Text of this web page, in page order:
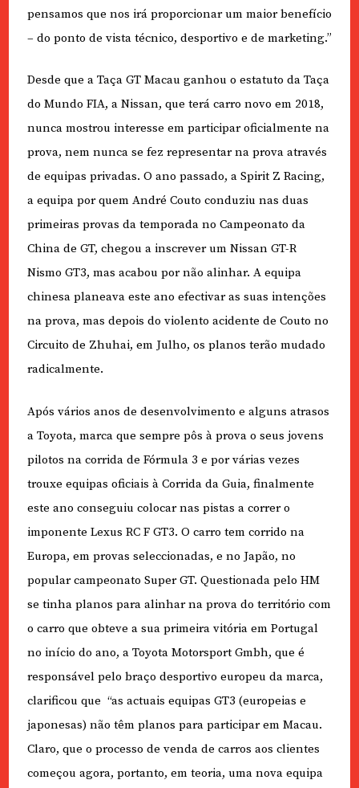
pensamos que nos irá proporcionar um maior benefício
– do ponto de vista técnico, desportivo e de marketing.”
Desde que a Taça GT Macau ganhou o estatuto da Taça
do Mundo FIA, a Nissan, que terá carro novo em 2018,
nunca mostrou interesse em participar oficialmente na
prova, nem nunca se fez representar na prova através
de equipas privadas. O ano passado, a Spirit Z Racing,
a equipa por quem André Couto conduziu nas duas
primeiras provas da temporada no Campeonato da
China de GT, chegou a inscrever um Nissan GT-R
Nismo GT3, mas acabou por não alinhar. A equipa
chinesa planeava este ano efectivar as suas intenções
na prova, mas depois do violento acidente de Couto no
Circuito de Zhuhai, em Julho, os planos terão mudado
radicalmente.
Após vários anos de desenvolvimento e alguns atrasos
a Toyota, marca que sempre pôs à prova o seus jovens
pilotos na corrida de Fórmula 3 e por várias vezes
trouxe equipas oficiais à Corrida da Guia, finalmente
este ano conseguiu colocar nas pistas a correr o
imponente Lexus RC F GT3. O carro tem corrido na
Europa, em provas seleccionadas, e no Japão, no
popular campeonato Super GT. Questionada pelo HM
se tinha planos para alinhar na prova do território com
o carro que obteve a sua primeira vitória em Portugal
no início do ano, a Toyota Motorsport Gmbh, que é
responsável pelo braço desportivo europeu da marca,
clarificou que “as actuais equipas GT3 (europeias e
japonesas) não têm planos para participar em Macau.
Claro, que o processo de venda de carros aos clientes
começou agora, portanto, em teoria, uma nova equipa